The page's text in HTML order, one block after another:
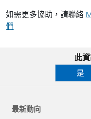
如需更多協助，請聯絡
們
此
是
最新動向